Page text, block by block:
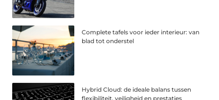
Complete tafels voor ieder interieur: van
blad tot onderstel
Hybrid Cloud: de ideale balans tussen
flexibiliteit, veiligheid en prestaties